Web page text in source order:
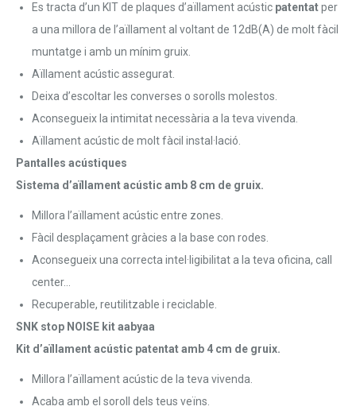
Es tracta d’un KIT de plaques d’aïllament acústic patentatper
a una millora de l’aïllament al voltant de 12dB(A) de molt fàcil
muntatge i amb un mínim gruix.
Aïllament acústic assegurat.
Deixa d’escoltar les converses o sorolls molestos.
Aconsegueix la intimitat necessària a la teva vivenda.
Aïllament acústic de molt fàcil instal·lació.
Pantalles acústiques
Sistema d’aïllament acústic amb 8 cm de gruix.
Millora l’aïllament acústic entre zones.
Fàcil desplaçament gràcies a la base con rodes.
Aconsegueix una correcta intel·ligibilitat a la teva oficina, call
center…
Recuperable, reutilitzable i reciclable.
SNK stop NOISE kit aabyaa
Kit d’aïllament acústic patentat amb 4 cm de gruix.
Millora l’aïllament acústic de la teva vivenda.
Acaba amb el soroll dels teus veïns.